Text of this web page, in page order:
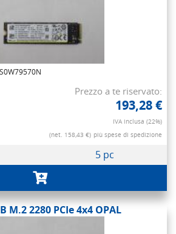
Prezzo a te riservato:
193,28 €
IVA inclusa (22%)
(net. 158,43 €) più spese di spedizione
5 pc
M.2 2280 PCIe 4x4 OPAL